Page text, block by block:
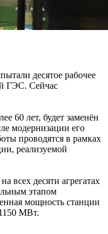
десятое рабочее
ГЭС. Сейчас
60 лет, будет заменён
модернизации его
проводятся в рамках
реализуемой
всех десяти агрегатах
этапом
мощность станции
МВт.